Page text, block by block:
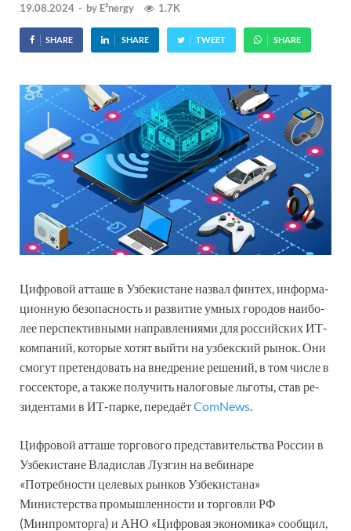
19.08.2024 - by E²nergy 1.7K
SHARE SHARE TWEET SHARE
Циф­ро­вой ат­та­ше в Уз­бе­кис­та­не наз­вал фин­тех, ин­фор­ма­
цион­ную бе­зопас­ность и раз­ви­тие ум­ных го­родов наи­бо­
лее пер­спек­тив­ны­ми нап­рав­ле­ния­ми для рос­сий­ских ИТ-
ком­па­ний, ко­торые хо­тят вый­ти на уз­бек­ский ры­нок. Они
смо­гут пре­тен­до­вать на внед­ре­ние ре­шений, в том чис­ле в
гос­сек­то­ре, а так­же по­лучить на­лого­вые ль­го­ты, став ре­
зиден­та­ми в ИТ-пар­ке, передаётComNews.
Цифровой атташе торгового представительства России в
Узбекистане Владислав Лузгин на вебинаре
«Потребности целевых рынков Узбекистана»
Министерства промышленности и торговли РФ
(Минпромторга) и АНО «Цифровая экономика» сообщил,